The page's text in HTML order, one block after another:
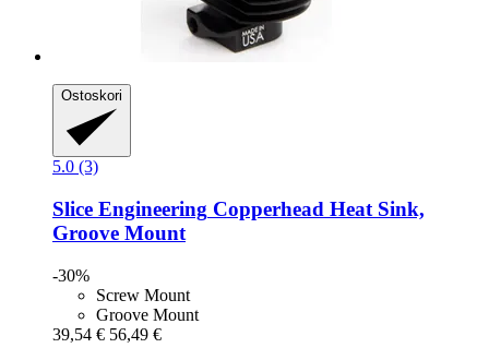
Ostoskori
5.0 (3)
Slice Engineering Copperhead Heat Sink,
Groove Mount
-30%
Screw Mount
Groove Mount
39,54 € 56,49 €